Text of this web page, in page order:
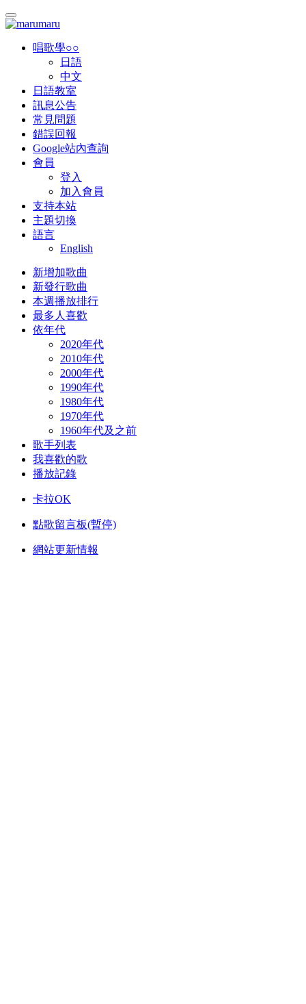
唱歌學○○
日語
中文
日語教室
訊息公告
常見問題
錯誤回報
Google站內查詢
會員
登入
加入會員
支持本站
主題切換
語言
English
新增加歌曲
新發行歌曲
本週播放排行
最多人喜歡
依年代
2020年代
2010年代
2000年代
1990年代
1980年代
1970年代
1960年代及之前
歌手列表
我喜歡的歌
播放記錄
卡拉OK
點歌留言板(暫停)
網站更新情報